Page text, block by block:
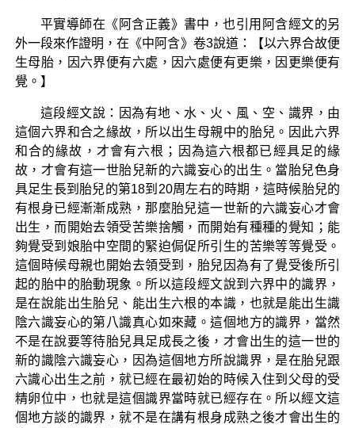
平實導師在《阿含正義》書中，也引用阿含經文的另
外一段來作證明，在《中阿含》卷3說道：【以六界合故便
生母胎，因六界便有六處，因六處便有更樂，因更樂便有
覺。】
這段經文說：因為有地、水、火、風、空、識界，由
這個六界和合之緣故，所以出生母親中的胎兒。因此六界
和合的緣故，才會有六根；因為這六根都已經具足的緣
故，才會有這一世胎兒新的六識妄心的出生。當胎兒色身
具足生長到胎兒的第18到20周左右的時期，這時候胎兒的
有根身已經漸漸成熟，那麼胎兒這一世新的六識妄心才會
出生，而開始去領受苦樂捨觸，而開始有種種的覺知；能
夠覺受到娘胎中空間的緊迫侷促所引生的苦樂等等覺受。
這個時候母親也開始去領受到，胎兒因為有了覺受後所引
起的胎中的胎動現象。所以這段經文說到六界中的識界，
是在說能出生胎兒、能出生六根的本識，也就是能出生識
陰六識妄心的第八識真心如來藏。這個地方的識界，當然
不是在說要等待胎兒具足成長之後，才會出生的這一世的
新的識陰六識妄心，因為這個地方所說識界，是在胎兒跟
六識心出生之前，就已經在最初始的時候入住到父母的受
精卵位中，也就是這個識界當時就已經存在。所以經文這
個地方談的識界，就不是在講有根身成熟之後才會出生的